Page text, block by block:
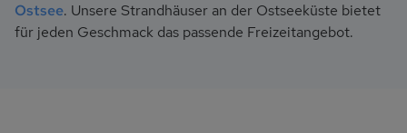
Ostsee. Unsere Strandhäuser an der Ostseeküste bietet
für jeden Geschmack das passende Freizeitangebot.